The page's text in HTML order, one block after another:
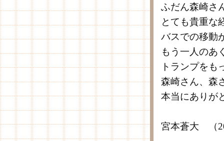
ふだん森崎さ
とても貴重な
バスでの移動
もう一人のあ
トランプをも
森崎さん、森
本当にありが
宮本蒼大 （